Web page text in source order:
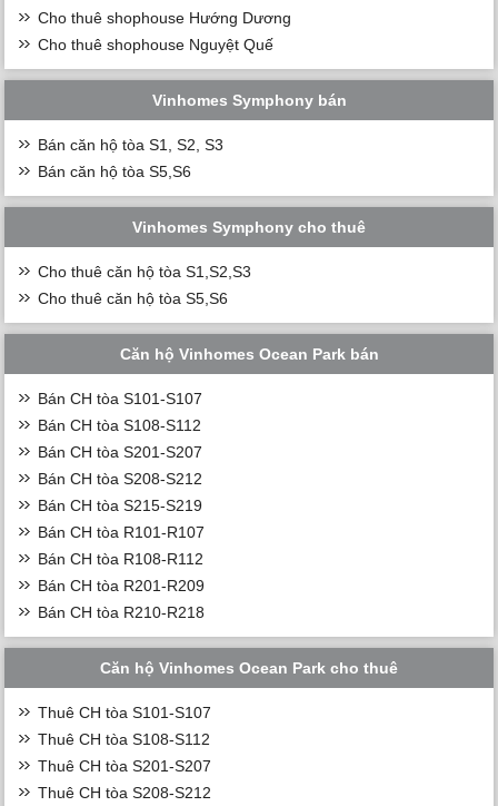
Cho thuê shophouse Hướng Dương
Cho thuê shophouse Nguyệt Quế
Vinhomes Symphony bán
Bán căn hộ tòa S1, S2, S3
Bán căn hộ tòa S5,S6
Vinhomes Symphony cho thuê
Cho thuê căn hộ tòa S1,S2,S3
Cho thuê căn hộ tòa S5,S6
Căn hộ Vinhomes Ocean Park bán
Bán CH tòa S101-S107
Bán CH tòa S108-S112
Bán CH tòa S201-S207
Bán CH tòa S208-S212
Bán CH tòa S215-S219
Bán CH tòa R101-R107
Bán CH tòa R108-R112
Bán CH tòa R201-R209
Bán CH tòa R210-R218
Căn hộ Vinhomes Ocean Park cho thuê
Thuê CH tòa S101-S107
Thuê CH tòa S108-S112
Thuê CH tòa S201-S207
Thuê CH tòa S208-S212